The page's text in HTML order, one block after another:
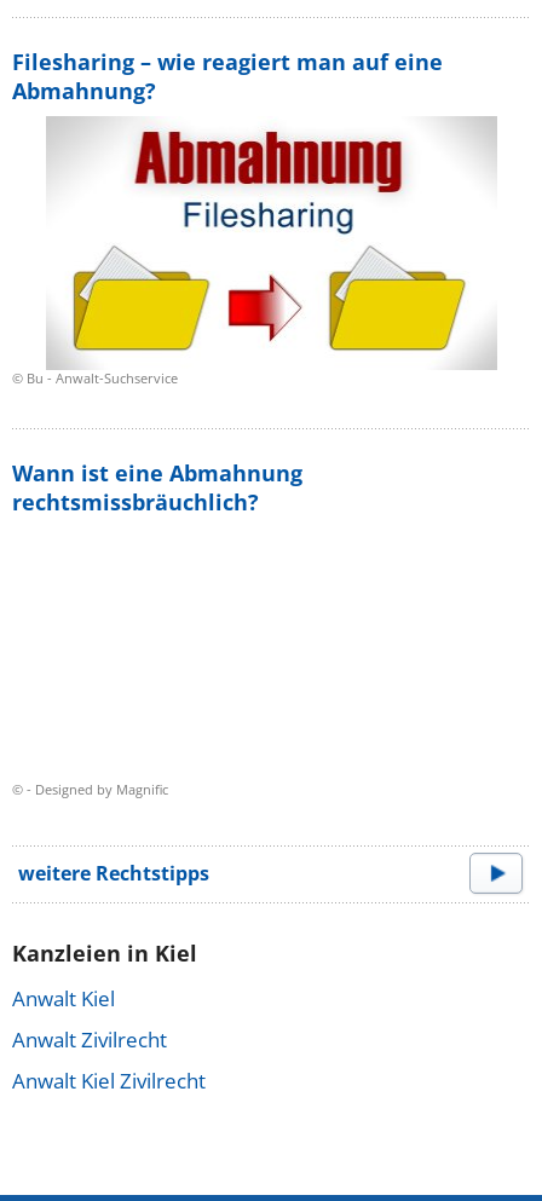
© Bu - Anwalt-Suchservice
Filesharing – wie reagiert man auf eine
Abmahnung?
© - Designed by Magnific
Wann ist eine Abmahnung
rechtsmissbräuchlich?
weitere Rechtstipps
Kanzleien in Kiel
Anwalt Kiel
Anwalt Zivilrecht
Anwalt Kiel Zivilrecht